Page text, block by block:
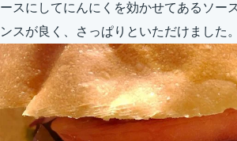
ースにしてにんにくを効かせてあるソー
ンスが良く、さっぱりといただけました。